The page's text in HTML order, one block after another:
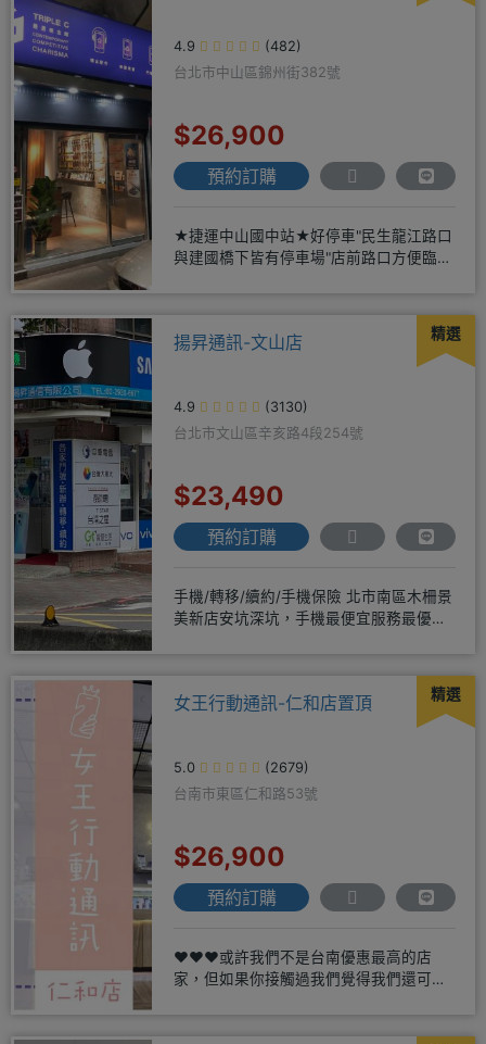
4.9
(482)
台北市中山區錦州街382號
$26,900
預約訂購
★捷運中山國中站★好停車"民生龍江路口
與建國橋下皆有停車場"店前路口方便臨停
精選
揚昇通訊-文山店
4.9
(3130)
台北市文山區辛亥路4段254號
$23,490
預約訂購
手機/轉移/續約/手機保險 北市南區木柵景
美新店安坑深坑，手機最便宜服務最優
精選
女王行動通訊-仁和店置頂
5.0
(2679)
台南市東區仁和路53號
$26,900
預約訂購
❤️❤️❤️或許我們不是台南優惠最高的店
家，但如果你接觸過我們覺得我們還可